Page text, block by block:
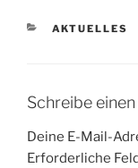
KATEGORIEN
AKTUELLES
Schreibe
Deine E-Mail-
Erforderliche